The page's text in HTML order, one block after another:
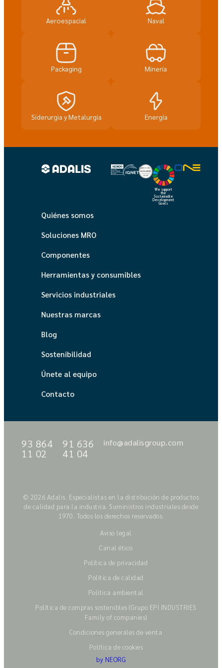
Aeroespacial Naval
Packaging Minería
Siderurgia y Metalurgia Energía
We support
the
Sustainable
Development
Goals
Quiénes somos
Soluciones MRO
Componentes
Herramientas y consumibles
Servicios industriales
Nuestras marcas
Blog
Sostenibilidad
Únete al equipo
Contacto
93 864
11 02
91 636
41 04
info@adalisgroup.com
© 2026 Adalis. Especialistas en la distribución de productos
de calidad para la industria. Suministros industriales desde
1970. Todos los derechos reservados.
Aviso legal
Canal ético
Política de privacidad
Política de calidad
Política ambiental
Política de compras sostenibles (Grupo EPI INDUSTRIES
Family of companies)
Condiciones generales de venta
Política de cookies
by NEORG